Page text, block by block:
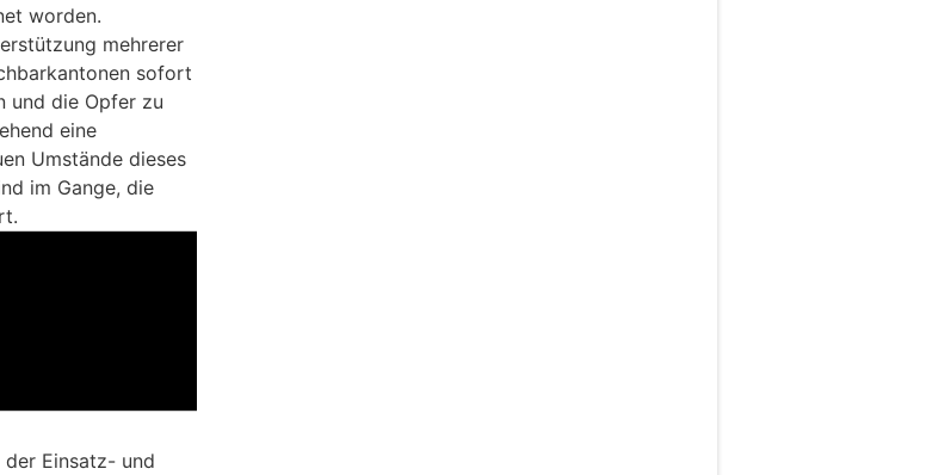
worden.
mehrerer
sofort
und die Opfer zu
eine
Umstände dieses
im Gange, die
der Einsatz- und